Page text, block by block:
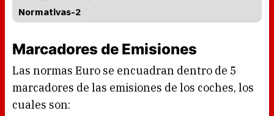
Normativas-2
Marcadores de Emisiones
Las normas Euro se encuadran dentro de 5
marcadores de las emisiones de los coches, los
cuales son: